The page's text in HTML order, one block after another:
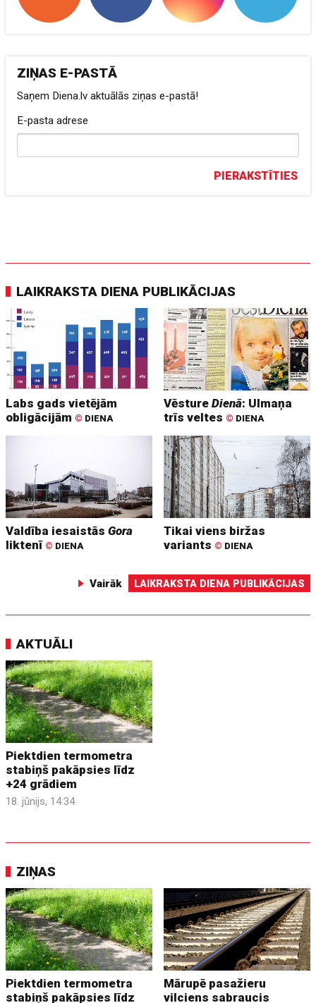
ZIŅAS E-PASTĀ
Saņem Diena.lv aktuālās ziņas e-pastā!
E-pasta adrese
PIERAKSTĪTIES
LAIKRAKSTA DIENA PUBLIKĀCIJAS
Labs gads vietējām
obligācijām © DIENA
VēstureDienā: Ulmaņa
trīs veltes © DIENA
Valdība iesaistāsGora
liktenī © DIENA
Tikai viens biržas
variants © DIENA
Vairāk LAIKRAKSTA DIENA PUBLIKĀCIJAS
AKTUĀLI
Piektdien termometra
stabiņš pakāpsies līdz
+24 grādiem
18. jūnijs, 14:34
ZIŅAS
Piektdien termometra
stabiņš pakāpsies līdz
Mārupē pasažieru
vilciens sabraucis